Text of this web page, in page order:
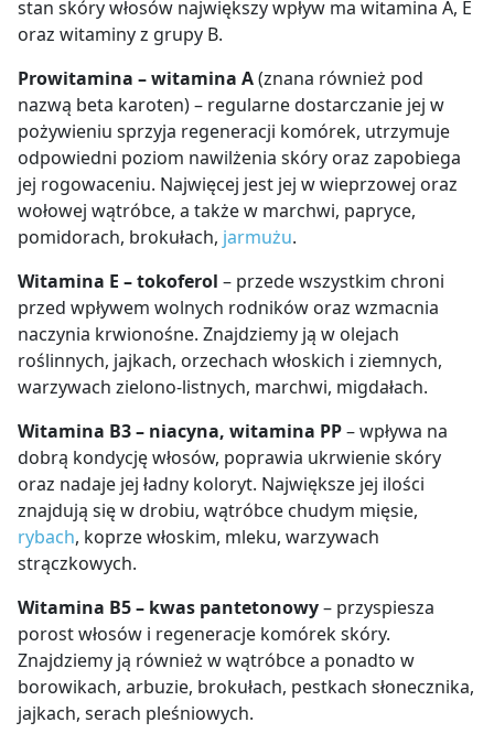
stan skóry włosów największy wpływ ma witamina A, E
oraz witaminy z grupy B.
Prowitamina – witamina A(znana również pod
nazwą beta karoten) – regularne dostarczanie jej w
pożywieniu sprzyja regeneracji komórek, utrzymuje
odpowiedni poziom nawilżenia skóry oraz zapobiega
jej rogowaceniu. Najwięcej jest jej w wieprzowej oraz
wołowej wątróbce, a także w marchwi, papryce,
pomidorach, brokułach, jarmużu.
Witamina E – tokoferol – przede wszystkim chroni
przed wpływem wolnych rodników oraz wzmacnia
naczynia krwionośne. Znajdziemy ją w olejach
roślinnych, jajkach, orzechach włoskich i ziemnych,
warzywach zielono-listnych, marchwi, migdałach.
Witamina B3 – niacyna, witamina PP– wpływa na
dobrą kondycję włosów, poprawia ukrwienie skóry
oraz nadaje jej ładny koloryt. Największe jej ilości
znajdują się w drobiu, wątróbce chudym mięsie,
rybach, koprze włoskim, mleku, warzywach
strączkowych.
Witamina B5 – kwas pantetonowy– przyspiesza
porost włosów i regeneracje komórek skóry.
Znajdziemy ją również w wątróbce a ponadto w
borowikach, arbuzie, brokułach, pestkach słonecznika,
jajkach, serach pleśniowych.